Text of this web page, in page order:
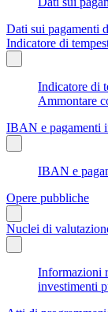
Dati sui pagamenti
Indicatore di
Indicatore di
Ammontare
IBAN e pagamenti
IBAN e
Opere pubbliche
Nuclei di
Informazioni
investimenti